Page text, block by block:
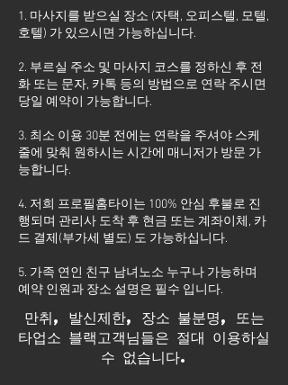
1. 마사지를 받으실 장소 (자택, 오피스텔, 모텔,
호텔) 가 있으시면 가능하십니다.
2. 부르실 주소 및 마사지 코스를 정하신 후 전
화 또는 문자, 카톡 등의 방법으로 연락 주시면
당일 예약이 가능합니다.
3. 최소 이용 30분 전에는 연락을 주셔야 스케
줄에 맞춰 원하시는 시간에 매니저가 방문 가
능합니다.
4. 저희 프로필홈타이는 100% 안심 후불로 진
행되며 관리사 도착 후 현금 또는 계좌이체, 카
드 결제(부가세 별도) 도 가능하십니다.
5. 가족 연인 친구 남녀노소 누구나 가능하며
예약 인원과 장소 설명은 필수 입니다.
만취, 발신제한, 장소 불분명, 또는
타업소 블랙고객님들은 절대 이용하실
수 없습니다.